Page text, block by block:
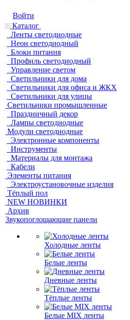
Войти
Каталог
Ленты светодиодные
Неон светодиодный
Блоки питания
Профиль светодиодный
Управление светом
Светильники для дома
Светильники для офиса и ЖКХ
Светильники для улицы
Светильники промышленные
Праздничный декор
Лампы светодиодные
Модули светодиодные
Электронные компоненты
Инструменты
Материалы для монтажа
Кабели
Элементы питания
Электроустановочные изделия
Тёплый пол
NEW НОВИНКИ
Архив
Звукопоглощающие панели
Холодные ленты
Белые ленты
Дневные ленты
Тёплые ленты
Белые MIX ленты